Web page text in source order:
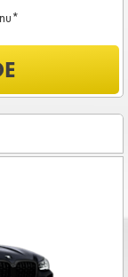
(CDW) i krađe
od